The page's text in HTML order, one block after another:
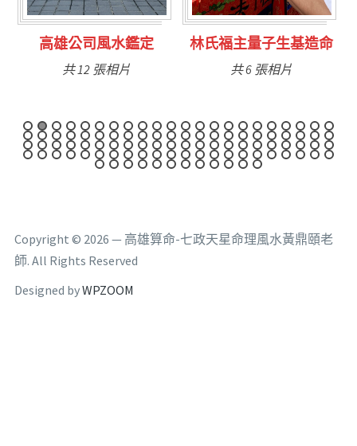
林氏福主量子生基造命
共 6 張相片
台南永康風水鑑定
共 9 張相片
Copyright © 2026 — 高雄算命-七政天星命理風水黃鼎頤老
師. All Rights Reserved
Designed byWPZOOM